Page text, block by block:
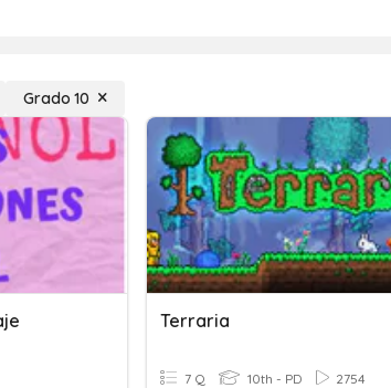
Grado 10
Terraria
7 Q 10th - PD 2754